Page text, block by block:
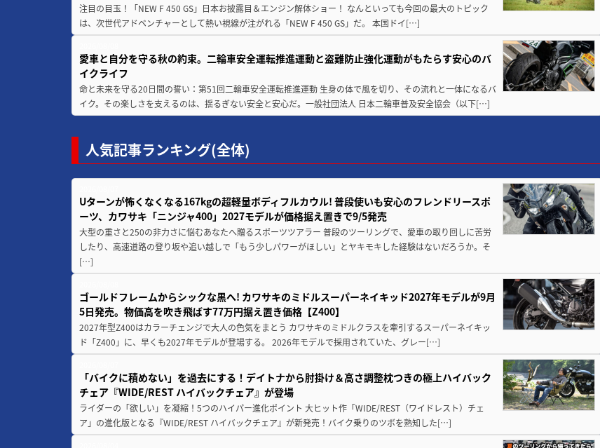
注目の目玉！「NEW F 450 GS」日本お披露目＆エンジン解体ショー！ なんといっても今回の最大のトピック
は、次世代アドベンチャーとして熱い視線が注がれる「NEW F 450 GS」だ。 本国ドイ[…]
愛車と自分を守る秋の約束。二輪車安全運転推進運動と盗難防止強化運動がもたらす安心のバ
イクライフ
命と未来を守る20日間の誓い：第51回二輪車安全運転推進運動 生身の体で風を切り、その流れと一体になるバ
イク。その楽しさを支えるのは、揺るぎない安全と安心だ。一般社団法人 日本二輪車普及安全協会（以下[…]
人気記事ランキング(全体)
Uターンが怖くなくなる167kgの超軽量ボディフルカウル! 普段使いも安心のフレンドリースポ
ーツ、カワサキ「ニンジャ400」2027モデルが価格据え置きで9/5発売
大型の重さと250の非力さに悩むあなたへ贈るスポーツツアラー 普段のツーリングで、愛車の取り回しに苦労
したり、高速道路の登り坂や追い越しで「もう少しパワーがほしい」とヤキモキした経験はないだろうか。そ
[…]
ゴールドフレームからシックな黒へ! カワサキのミドルスーパーネイキッド2027年モデルが9月
5日発売。物価高を吹き飛ばす77万円据え置き価格【Z400】
2027年型Z400はカラーチェンジで大人の色気をまとう カワサキのミドルクラスを牽引するスーパーネイキッ
ド「Z400」に、早くも2027年モデルが登場する。 2026年モデルで採用されていた、グレー[…]
「バイクに積めない」を過去にする！デイトナから肘掛け＆高さ調整枕つきの極上ハイバック
チェア『WIDE/REST ハイバックチェア』が登場
ライダーの「欲しい」を凝縮！5つのハイパー進化ポイント 大ヒット作「WIDE/REST（ワイドレスト）チェ
ア」の進化版となる『WIDE/REST ハイバックチェア』が新発売！バイク乗りのツボを熟知した[…]